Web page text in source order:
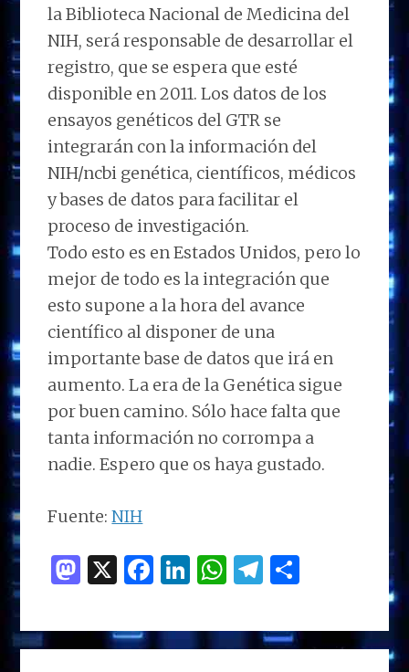
la Biblioteca Nacional de Medicina del
NIH, será responsable de desarrollar el
registro, que se espera que esté
disponible en 2011. Los datos de los
ensayos genéticos del GTR se
integrarán con la información del
NIH/ncbi genética, científicos, médicos
y bases de datos para facilitar el
proceso de investigación.
Todo esto es en Estados Unidos, pero lo
mejor de todo es la integración que
esto supone a la hora del avance
científico al disponer de una
importante base de datos que irá en
aumento. La era de la Genética sigue
por buen camino. Sólo hace falta que
tanta información no corrompa a
nadie. Espero que os haya gustado.
Fuente:NIH
M
to
d
X F
ce
b
Li
k
e
W
at
s
T
e
g
m
p